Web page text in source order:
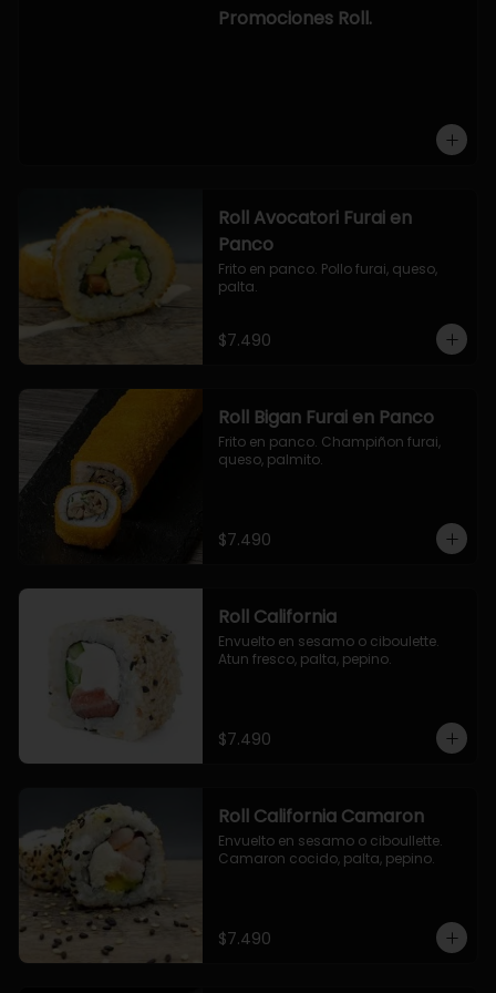
OPCION2:
- salmon, queso, palta, envuelto en
Promociones Roll.
Roll Avocatori Furai en
Panco
Frito en panco. Pollo furai, queso,
palta.
$7.490
Roll Bigan Furai en Panco
Frito en panco. Champiñon furai,
queso, palmito.
$7.490
Roll California
Envuelto en sesamo o ciboulette.
Atun fresco, palta, pepino.
$7.490
Roll California Camaron
Envuelto en sesamo o ciboullette.
Camaron cocido, palta, pepino.
$7.490